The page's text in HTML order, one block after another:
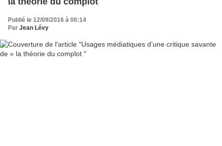
Publié le 12/09/2016 à 06:14
Par Jean Lévy